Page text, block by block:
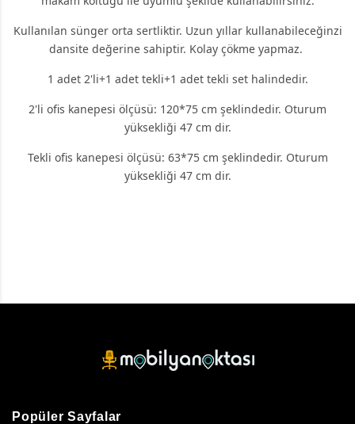
Kullanılan sünger orta sertliktir. Uzun yıllar kullanabileceğinzi
dansite değerine sahiptir. Kolay çökme yapmaz.
1 adet 2'li+1 adet tekli+1 adet tekli set halindedir.
2'li ofis kanepesi ölçüsü: 120*75 cm şeklindedir. Oturum
yüksekliği 47 cm dir.
Tekli ofis kanepesi ölçüsü: 63*75 cm şeklindedir. Oturum
yüksekliği 47 cm dir.
Popüler Sayfalar